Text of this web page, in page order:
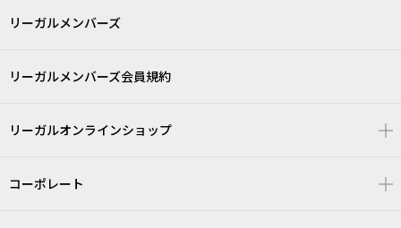
リーガルメンバーズ
リーガルメンバーズ会員規約
リーガルオンラインショップ
コーポレート